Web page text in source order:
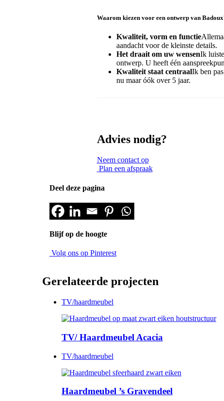
Waarom kiezen voor een ontwerp van
Kwaliteit, vorm en functie
aandacht voor de kleinste details.
Het draait om uw wensenIk
ontwerp. U heeft één
Kwaliteit staat centraalIk ben
nu maar óók over 5 jaar.
Advies nodig?
Neem contact op
Plan een afspraak
Deel deze pagina
Blijf op de hoogte
Volg ons op Pinterest
Gerelateerde projecten
TV/haardmeubel
TV/ Haardmeubel Acacia
TV/haardmeubel
Haardmeubel ’s Gravendeel